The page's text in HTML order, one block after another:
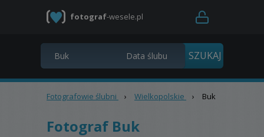
fotograf-wesele.pl
Fotografowie ślubni › Wielkopolskie › Buk
Fotograf Buk